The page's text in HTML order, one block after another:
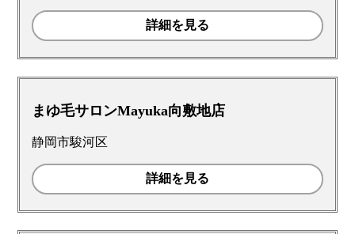
詳細を見る
まゆ毛サロンMayuka向敷地店
静岡市駿河区
詳細を見る